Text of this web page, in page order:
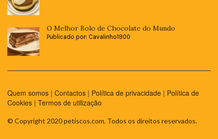
O Melhor Bolo de Chocolate do Mundo
Publicado por: Cavalinho1900
Quem somos | Contactos | Política de privacidade | Política de
Cookies | Termos de utilização
© Copyright 2020 petiscos.com. Todos os direitos reservados.